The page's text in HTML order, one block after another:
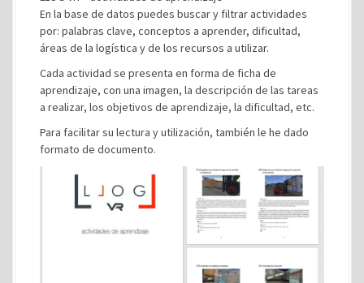
En la base de datos puedes buscar y filtrar actividades
por: palabras clave, conceptos a aprender, dificultad,
áreas de la logística y de los recursos a utilizar.
Cada actividad se presenta en forma de ficha de
aprendizaje, con una imagen, la descripción de las tareas
a realizar, los objetivos de aprendizaje, la dificultad, etc.
Para facilitar su lectura y utilización, también le he dado
formato de documento.